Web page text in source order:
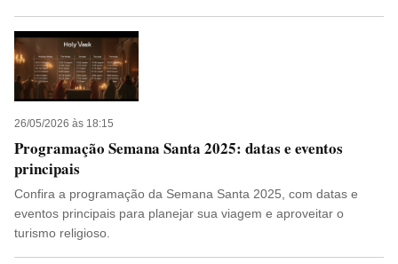
26/05/2026 às 18:15
Programação Semana Santa 2025: datas e eventos
principais
Confira a programação da Semana Santa 2025, com datas e
eventos principais para planejar sua viagem e aproveitar o
turismo religioso.